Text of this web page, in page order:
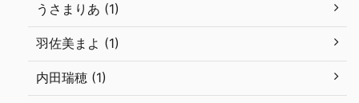
うさまりあ (1)
羽佐美まよ (1)
内田瑞穂 (1)